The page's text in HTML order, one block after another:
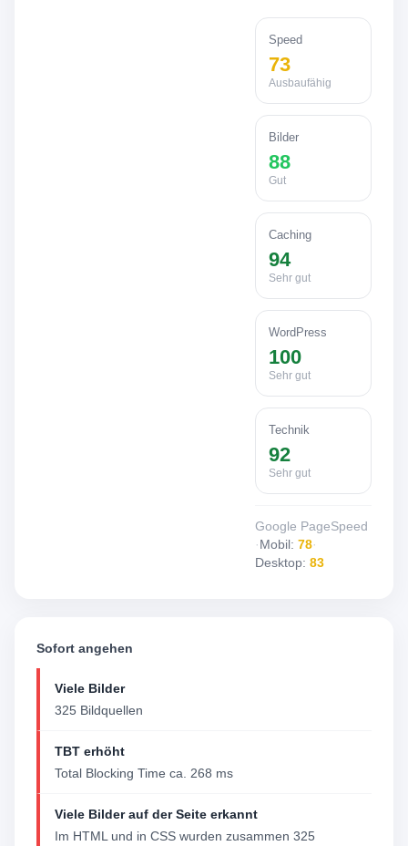
Speed
73
Ausbaufähig
Bilder
88
Gut
Caching
94
Sehr gut
WordPress
100
Sehr gut
Technik
92
Sehr gut
Google PageSpeed
·Mobil: 78·
Desktop: 83
Sofort angehen
Viele Bilder
325 Bildquellen
TBT erhöht
Total Blocking Time ca. 268 ms
Viele Bilder auf der Seite erkannt
Im HTML und in CSS wurden zusammen 325